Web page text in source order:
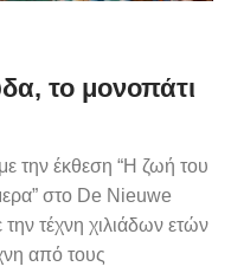
το μονοπάτι
την έκθεση “Η ζωή του
στο De Nieuwe
τέχνη χιλιάδων ετών
από τους